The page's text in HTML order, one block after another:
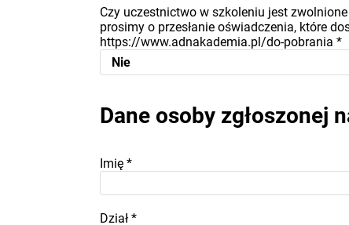
Czy uczestnictwo w szkoleniu jest
prosimy o przesłanie oświadczenia, które
https://www.adnakademia.pl/do-pobrania *
Dane osoby zgłoszonej
Imię *
Dział *